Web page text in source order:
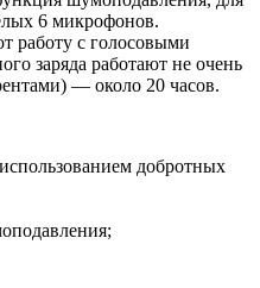
6 микрофонов.
работу с голосовыми
заряда работают не очень
— около 20 часов.
добротных